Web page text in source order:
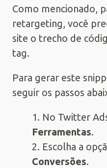
Como mencionado,
retargeting, você
site o trecho de
tag.
Para gerar este
seguir os passos
1. No Twitter
Ferramentas.
2. Escolha a
Conversões.